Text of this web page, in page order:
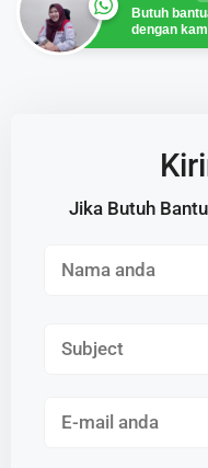
Butuh
dengan
Jika Butuh